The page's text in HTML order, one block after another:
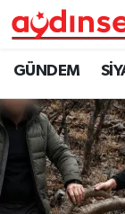
GÜNDEMGÜNDEM
SİYASET
EKONOMİ
DÜNYA
Nöbetçi
Hava
Aydin
Trafik